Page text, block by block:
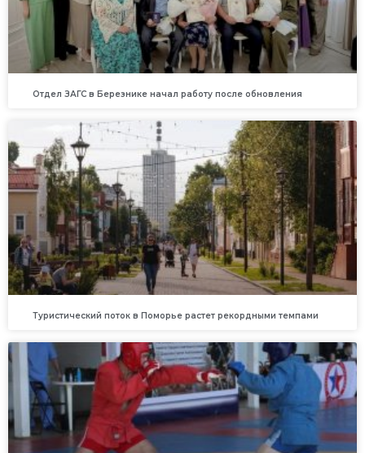
Отдел ЗАГС в Березнике начал работу после обновления
Туристический поток в Поморье растет рекордными темпами